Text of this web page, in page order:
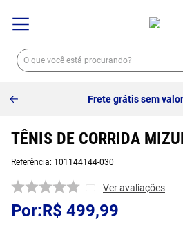
Frete grátis sem
TÊNIS DE CORRIDA
Referência: 101144144-030
Ver avaliações
R$ 499,99